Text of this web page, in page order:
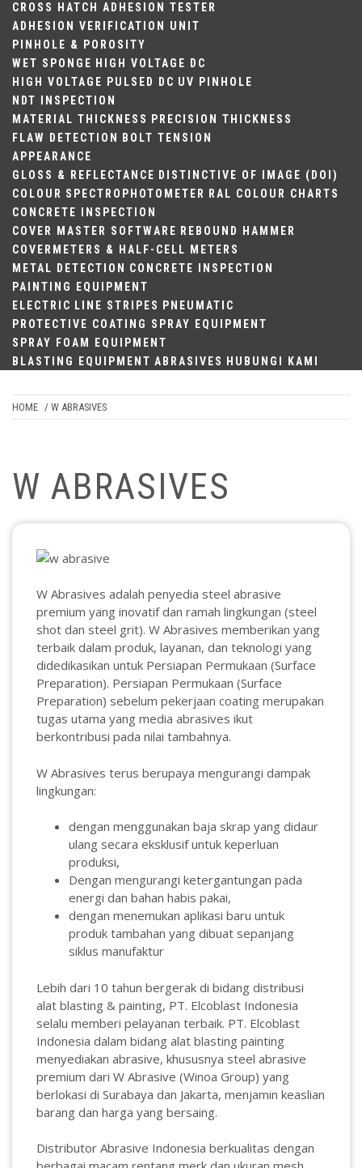
CROSS HATCH ADHESION TESTER
ADHESION VERIFICATION UNIT
PINHOLE & POROSITY
WET SPONGE HIGH VOLTAGE DC
HIGH VOLTAGE PULSED DC UV PINHOLE
NDT INSPECTION
MATERIAL THICKNESS
PRECISION THICKNESS
FLAW DETECTION
BOLT TENSION
APPEARANCE
GLOSS & REFLECTANCE DISTINCTIVE OF IMAGE (DOI)
COLOUR SPECTROPHOTOMETER
RAL COLOUR CHARTS
CONCRETE INSPECTION
COVER MASTER SOFTWARE REBOUND HAMMER
COVERMETERS & HALF-CELL METERS
METAL DETECTION
CONCRETE INSPECTION
PAINTING EQUIPMENT
ELECTRIC LINE STRIPES
PNEUMATIC
PROTECTIVE COATING SPRAY EQUIPMENT
SPRAY FOAM EQUIPMENT
BLASTING EQUIPMENT ABRASIVES HUBUNGI KAMI
HOME / W ABRASIVES
W ABRASIVES
W Abrasives adalah penyedia steel abrasive
premium yang inovatif dan ramah lingkungan (steel
shot dan steel grit). W Abrasives memberikan yang
terbaik dalam produk, layanan, dan teknologi yang
didedikasikan untuk Persiapan Permukaan (Surface
Preparation). Persiapan Permukaan (Surface
Preparation) sebelum pekerjaan coating merupakan
tugas utama yang media abrasives ikut
berkontribusi pada nilai tambahnya.
W Abrasives terus berupaya mengurangi dampak
lingkungan:
dengan menggunakan baja skrap yang didaur
ulang secara eksklusif untuk keperluan
produksi,
Dengan mengurangi ketergantungan pada
energi dan bahan habis pakai,
dengan menemukan aplikasi baru untuk
produk tambahan yang dibuat sepanjang
siklus manufaktur
Lebih dari 10 tahun bergerak di bidang distribusi
alat blasting & painting, PT. Elcoblast Indonesia
selalu memberi pelayanan terbaik. PT. Elcoblast
Indonesia dalam bidang alat blasting painting
menyediakan abrasive, khususnya steel abrasive
premium dari W Abrasive (Winoa Group) yang
berlokasi di Surabaya dan Jakarta, menjamin keaslian
barang dan harga yang bersaing.
Distributor Abrasive Indonesia berkualitas dengan